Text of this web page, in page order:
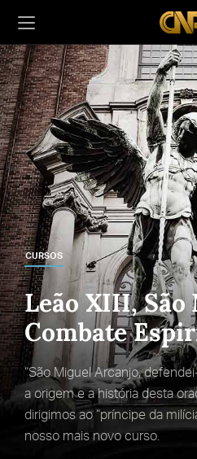
CURSOS
Leão XIII, São
Combate
“São Miguel Arcanjo,
a origem e a história desta
dirigimos ao “príncipe da
nosso mais novo curso.